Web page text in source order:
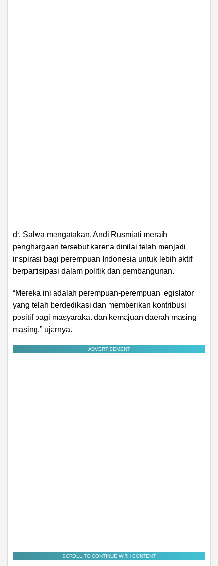
dr. Salwa mengatakan, Andi Rusmiati meraih
penghargaan tersebut karena dinilai telah menjadi
inspirasi bagi perempuan Indonesia untuk lebih aktif
berpartisipasi dalam politik dan pembangunan.
“Mereka ini adalah perempuan-perempuan legislator
yang telah berdedikasi dan memberikan kontribusi
positif bagi masyarakat dan kemajuan daerah masing-
masing,” ujarnya.
ADVERTISEMENT
SCROLL TO CONTINUE WITH CONTENT